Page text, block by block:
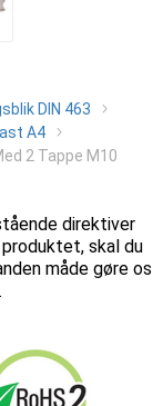
DIN 463
A4
2 Tappe M10
direktiver
skal du
måde gøre os